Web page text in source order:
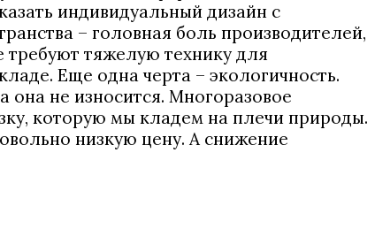
индивидуальный дизайн с
– головная боль производителей,
требуют тяжелую технику для
Еще одна черта – экологичность.
не износится. Многоразовое
которую мы кладем на плечи природы.
низкую цену. А снижение